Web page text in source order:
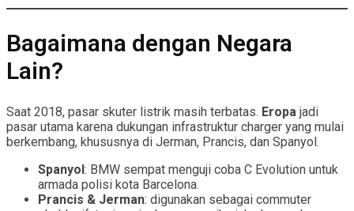
Bagaimana dengan Negara
Lain?
Saat 2018, pasar skuter listrik masih terbatas. Eropa jadi
pasar utama karena dukungan infrastruktur charger yang mulai
berkembang, khususnya di Jerman, Prancis, dan Spanyol.
Spanyol : BMW sempat menguji coba C Evolution untuk
armada polisi kota Barcelona.
Prancis & Jerman: digunakan sebagai commuter